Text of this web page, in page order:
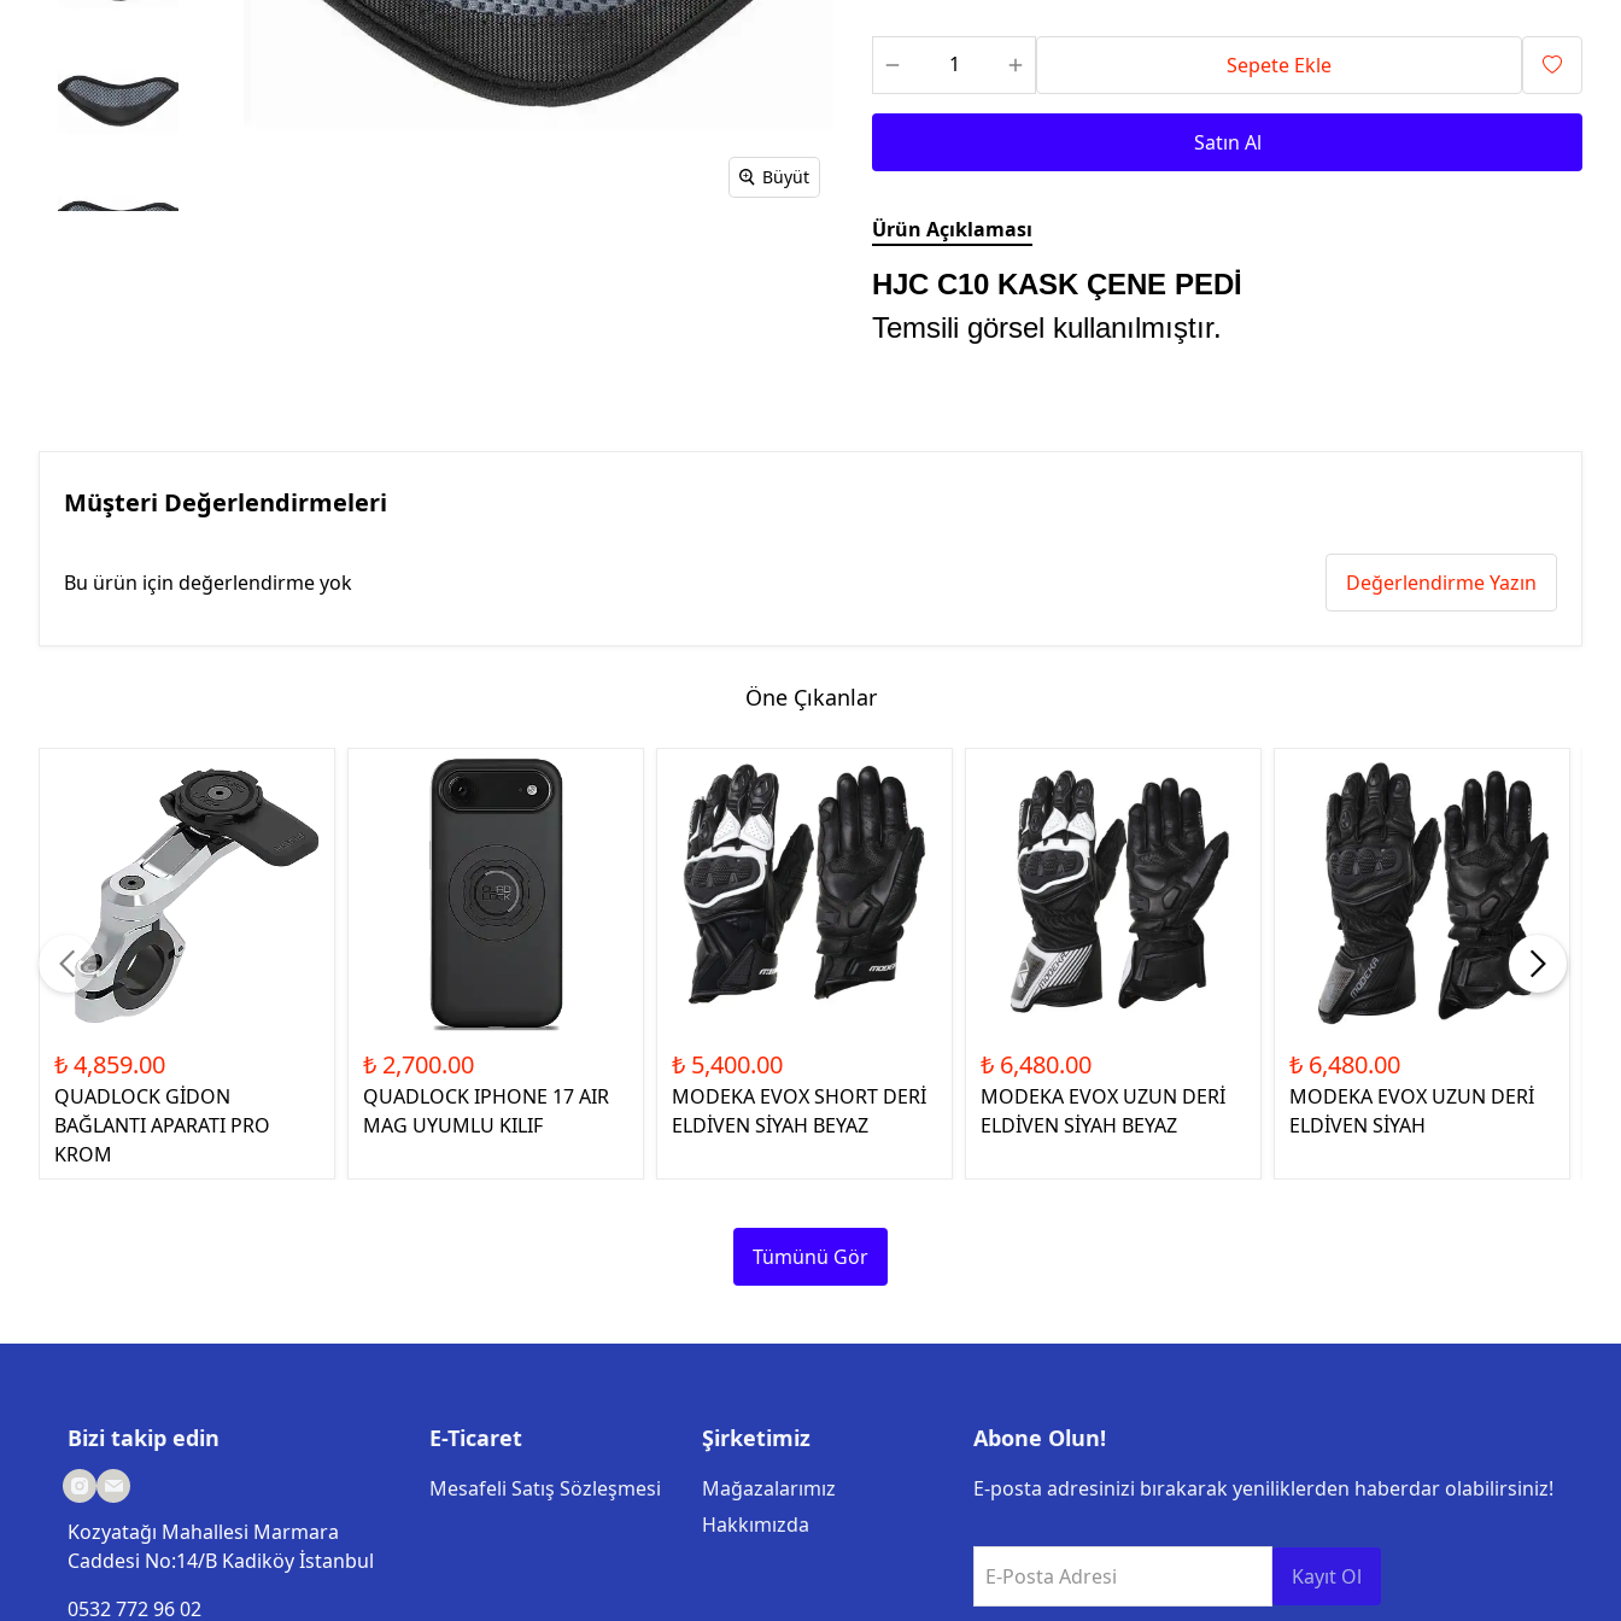
TEKSTİL MONTLAR
Büyüt
Sepete Ekle
Satın Al
Ürün Açıklaması
HJC C10 KASK ÇENE PEDİ
Temsili görsel kullanılmıştır.
Müşteri Değerlendirmeleri
Bu ürün için değerlendirme yok Değerlendirme Yazın
Öne Çıkanlar
₺ 4,859.00
QUADLOCK GİDON
BAĞLANTI APARATI PRO
KROM
₺ 2,700.00
QUADLOCK IPHONE 17 AIR
MAG UYUMLU KILIF
₺ 5,400.00
MODEKA EVOX SHORT DERİ
ELDİVEN SİYAH BEYAZ
₺ 6,480.00
MODEKA EVOX UZUN DERİ
ELDİVEN SİYAH BEYAZ
₺ 6,480.00
MODEKA EVOX UZUN DERİ
ELDİVEN SİYAH
Tümünü Gör
Bizi takip edin
Kozyatağı Mahallesi Marmara
Caddesi No:14/B Kadiköy İstanbul
0532 772 96 02
E-Ticaret
Mesafeli Satış Sözleşmesi
Şirketimiz
Mağazalarımız
Hakkımızda
Abone Olun!
E-posta adresinizi bırakarak yeniliklerden haberdar olabilirsiniz!
E-Posta Adresi Kayıt Ol